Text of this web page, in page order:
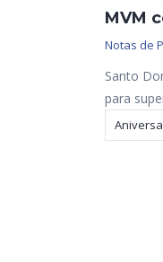
MVM
Notas de
Santo
para